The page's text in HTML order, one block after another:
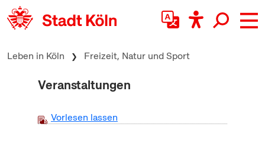
zum Inhalt springen
Leben in Köln Freizeit, Natur und Sport
Veranstaltungen
Vorlesen lassen